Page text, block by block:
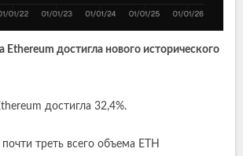
Ethereum достигла нового исторического
достигла 32,4%.
треть всего объема ETH